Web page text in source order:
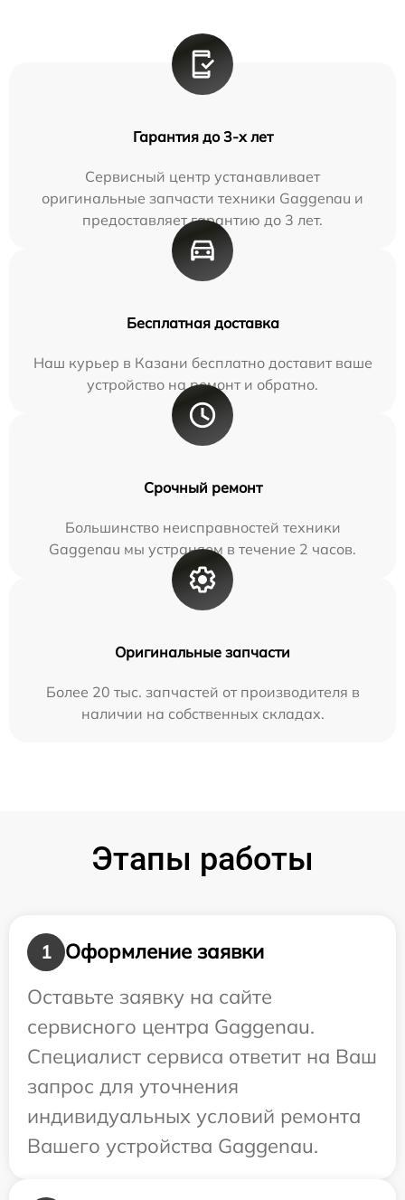
Гарантия до 3-х лет
Сервисный центр устанавливает
оригинальные запчасти техники Gaggenau и
предоставляет гарантию до 3 лет.
Бесплатная доставка
Наш курьер в Казани бесплатно доставит ваше
устройство на ремонт и обратно.
Срочный ремонт
Большинство неисправностей техники
Gaggenau мы устраняем в течение 2 часов.
Оригинальные запчасти
Более 20 тыс. запчастей от производителя в
наличии на собственных складах.
Этапы работы
1
Оформление заявки
Оставьте заявку на сайте
сервисного центра Gaggenau.
Специалист сервиса ответит на Ваш
запрос для уточнения
индивидуальных условий ремонта
Вашего устройства Gaggenau.